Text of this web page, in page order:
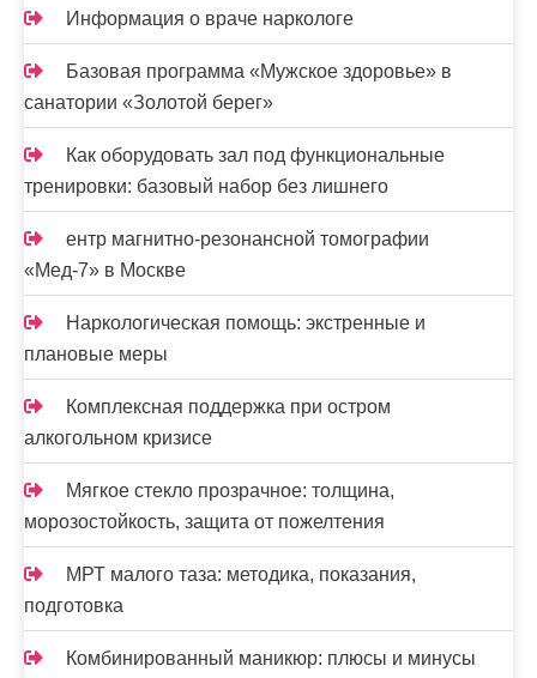
Информация о враче наркологе
Базовая программа «Мужское здоровье» в
санатории «Золотой берег»
Как оборудовать зал под функциональные
тренировки: базовый набор без лишнего
ентр магнитно-резонансной томографии
«Мед-7» в Москве
Наркологическая помощь: экстренные и
плановые меры
Комплексная поддержка при остром
алкогольном кризисе
Мягкое стекло прозрачное: толщина,
морозостойкость, защита от пожелтения
МРТ малого таза: методика, показания,
подготовка
Комбинированный маникюр: плюсы и минусы